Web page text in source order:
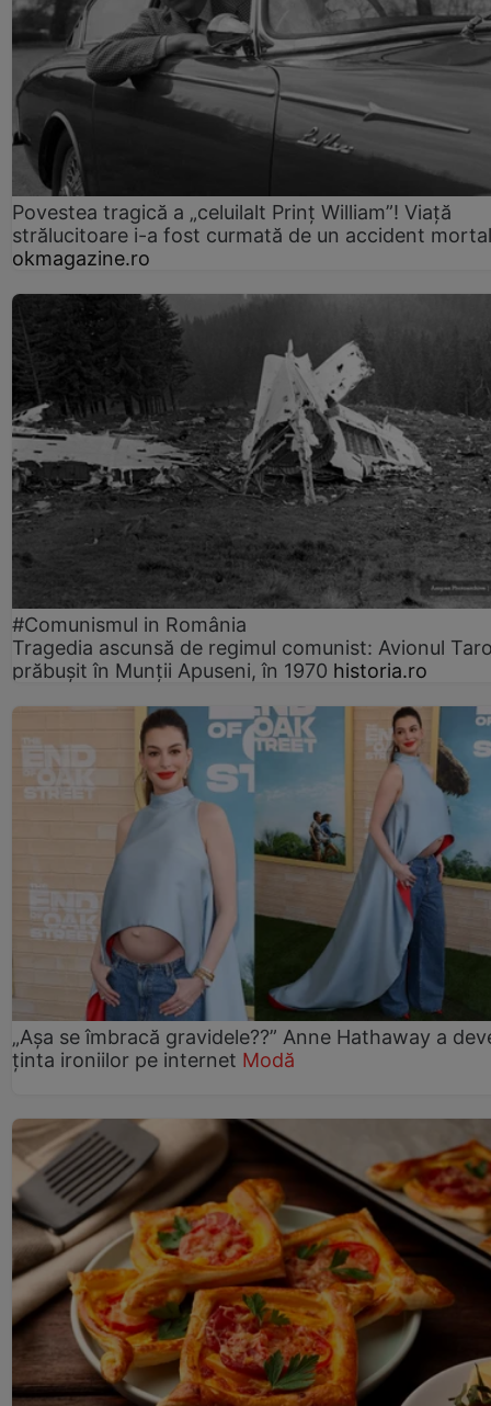
Povestea tragică a „celuilalt Prinț William”! Viață
strălucitoare i-a fost curmată de un accident mortal
okmagazine.ro
#Comunismul in România
Tragedia ascunsă de regimul comunist: Avionul
prăbușit în Munții Apuseni, în 1970 historia.ro
„Așa se îmbracă gravidele??” Anne Hathaway a
ținta ironiilor pe internet Modă